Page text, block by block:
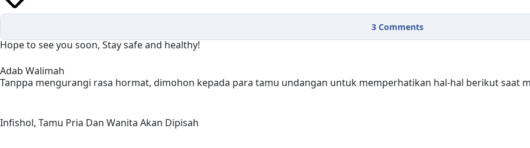
3 Comments
Adab Walimah
Tanppa mengurangi rasa hormat, dimohon kepada para tamu undangan untuk memperhatikan hal-hal berikut saat
Infishol, Tamu Pria Dan Wanita Akan Dipisah